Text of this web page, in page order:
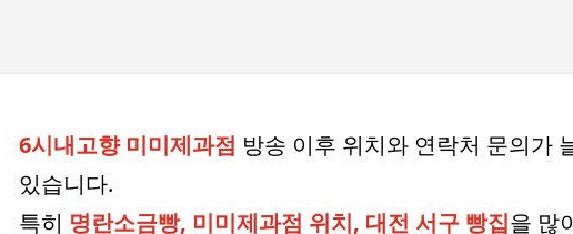
6시내고향 미미제과점 방송 이후 위치와 연락처 문의가
있습니다.
특히 명란소금빵, 미미제과점 위치, 대전 서구 빵집을 많